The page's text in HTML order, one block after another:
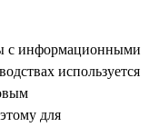
с информационными
используется
для